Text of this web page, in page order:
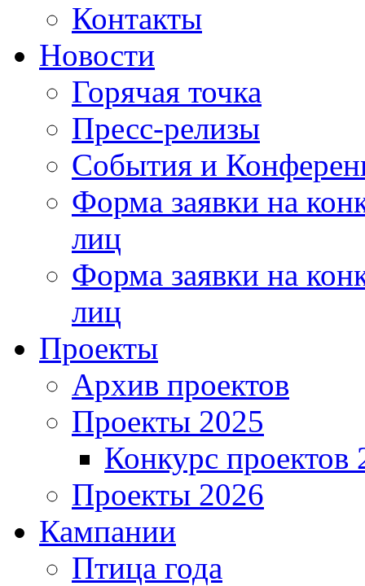
Контакты
Новости
Горячая точка
Пресс-релизы
События и
Форма заявки на
лиц
Форма заявки на
лиц
Проекты
Архив проектов
Проекты 2025
Конкурс проектов
Проекты 2026
Кампании
Птица года